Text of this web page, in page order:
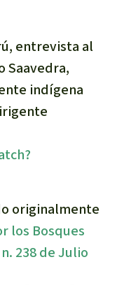
entrevista al
Saavedra,
indígena
originalmente
los Bosques
238 de Julio